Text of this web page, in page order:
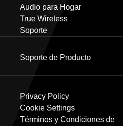
Audio para Hogar
True Wireless
Soporte
Soporte de Producto
Privacy Policy
Cookie Settings
Términos y Condiciones de